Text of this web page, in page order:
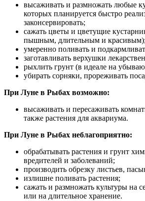
высаживать и размножать любые
которых планируется быстро
законсервировать;
сажать цветы и цветущие
пышным, длительным и красивым);
умеренно поливать и
заготавливать верхушки
рыхлить грунт (в идеале на
убирать сорняки, прореживать
При Луне в Рыбах возможно:
высаживать и пересаживать
также растения для аквариума.
При Луне в Рыбах неблагоприятно:
обрабатывать растения и грунт
вредителей и заболеваний;
производить обрезку листьев,
излишне поливать растения;
сажать и размножать культуры на
или на длительное хранение.